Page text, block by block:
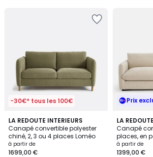
-30€* tous les 100€
LA REDOUTE INTERIEURS
Canapé convertible polyester
chiné, 2, 3 ou 4 places Loméo
à partir de
1699,00 €
4
Couleurs
Prix
LA
Canapé
places, en
à partir de
1399,00 €
5
Couleurs